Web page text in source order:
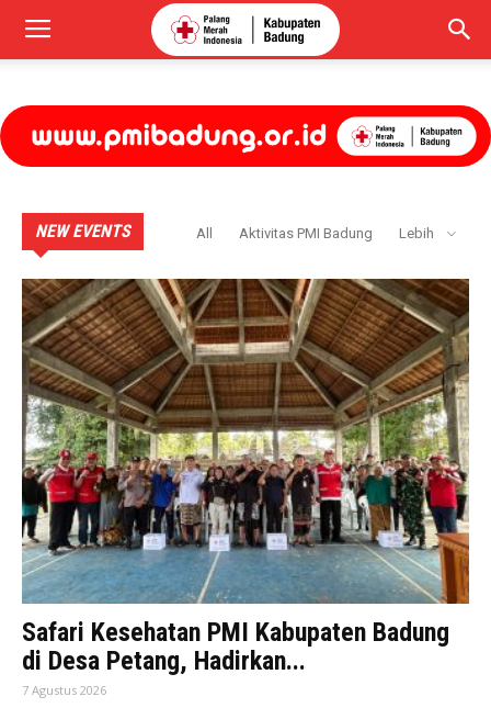
NEW EVENTS All Aktivitas PMI Badung Lebih
Safari Kesehatan PMI Kabupaten Badung
di Desa Petang, Hadirkan...
7 Agustus 2026